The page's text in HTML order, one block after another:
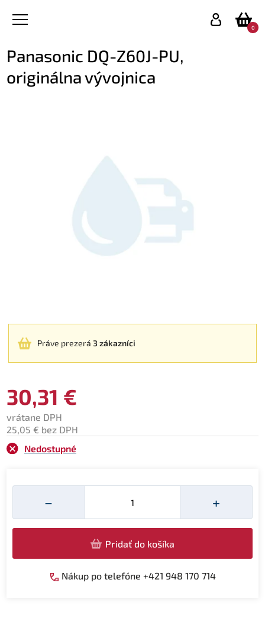
0
Panasonic DQ-Z60J-PU,
originálna vývojnica
Práve prezerá 3 zákazníci
30,31 €
vrátane DPH
25,05 € bez DPH
Nedostupné
−
Množství
+
Pridať do košíka
Nákup po telefóne +421 948 170 714